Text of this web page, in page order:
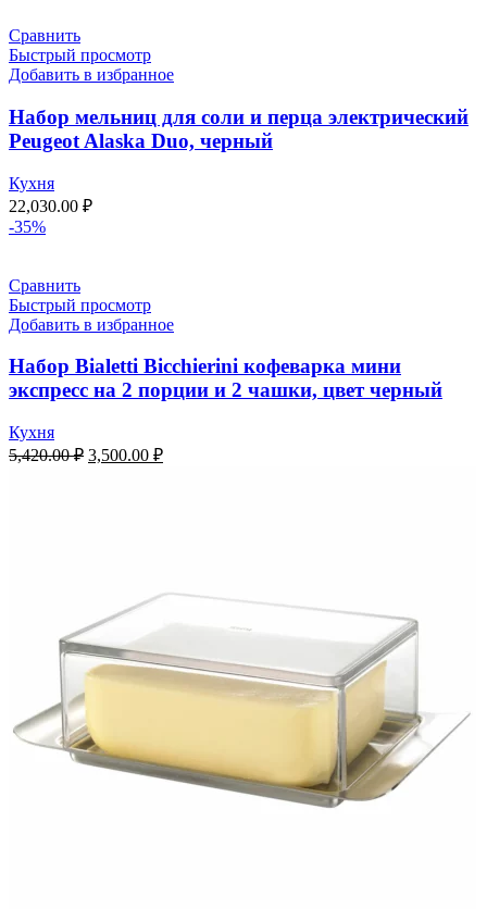
Сравнить
Быстрый просмотр
Добавить в избранное
Набор мельниц для соли и перца электрический
Peugeot Alaska Duo, черный
Кухня
22,030.00 ₽
-35%
Сравнить
Быстрый просмотр
Добавить в избранное
Набор Bialetti Bicchierini кофеварка мини
экспресс на 2 порции и 2 чашки, цвет черный
Кухня
5,420.00₽ 3,500.00 ₽